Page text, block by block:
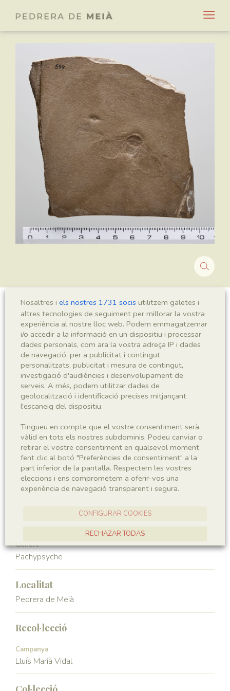
HOLOTIP
Pachypsyche vidali
Sigla
MGB-544
Regne
Animalia
Phyllum
Arthropoda
Subphyllum
Hexapoda
Classe
Insecta
Familia
Génere
Pachypsyche
Localitat
Pedrera de Meià
Recol·lecció
Campanya
Lluís Marià Vidal
Nosaltres i els nostres 1731 socis utilitzem galetes i
altres tecnologies de seguiment per millorar la vostra
experiència al nostre lloc web. Podem emmagatzemar
i/o accedir a la informació en un dispositiu i processar
dades personals, com ara la vostra adreça IP i dades
de navegació, per a publicitat i contingut
personalitzats, publicitat i mesura de contingut,
investigació d'audiències i desenvolupament de
serveis. A més, podem utilitzar dades de
geolocalització i identificació precises mitjançant
l'escaneig del dispositiu.
Tingueu en compte que el vostre consentiment serà
vàlid en tots els nostres subdominis. Podeu canviar o
retirar el vostre consentiment en qualsevol moment
fent clic al botó "Preferències de consentiment" a la
part inferior de la pantalla. Respectem les vostres
eleccions i ens comprometem a oferir-vos una
experiència de navegació transparent i segura.
CONFIGURAR COOKIES
RECHAZAR TODAS
ACCEPTAR TOTES